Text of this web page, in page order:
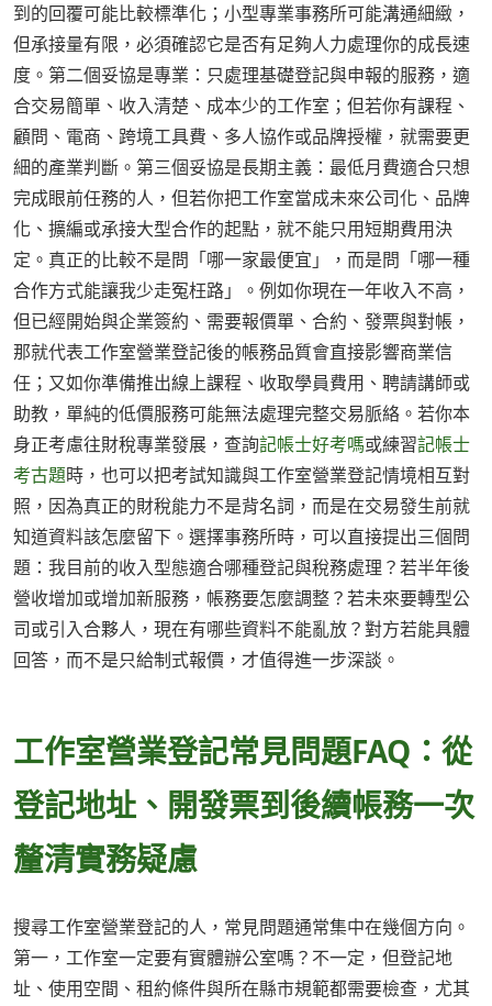
到的回覆可能比較標準化；小型專業事務所可能溝通細緻，
但承接量有限，必須確認它是否有足夠人力處理你的成長速
度。第二個妥協是專業：只處理基礎登記與申報的服務，適
合交易簡單、收入清楚、成本少的工作室；但若你有課程、
顧問、電商、跨境工具費、多人協作或品牌授權，就需要更
細的產業判斷。第三個妥協是長期主義：最低月費適合只想
完成眼前任務的人，但若你把工作室當成未來公司化、品牌
化、擴編或承接大型合作的起點，就不能只用短期費用決
定。真正的比較不是問「哪一家最便宜」，而是問「哪一種
合作方式能讓我少走冤枉路」。例如你現在一年收入不高，
但已經開始與企業簽約、需要報價單、合約、發票與對帳，
那就代表工作室營業登記後的帳務品質會直接影響商業信
任；又如你準備推出線上課程、收取學員費用、聘請講師或
助教，單純的低價服務可能無法處理完整交易脈絡。若你本
身正考慮往財稅專業發展，查詢記帳士好考嗎或練習記帳士
考古題時，也可以把考試知識與工作室營業登記情境相互對
照，因為真正的財稅能力不是背名詞，而是在交易發生前就
知道資料該怎麼留下。選擇事務所時，可以直接提出三個問
題：我目前的收入型態適合哪種登記與稅務處理？若半年後
營收增加或增加新服務，帳務要怎麼調整？若未來要轉型公
司或引入合夥人，現在有哪些資料不能亂放？對方若能具體
回答，而不是只給制式報價，才值得進一步深談。
工作室營業登記常見問題FAQ：從
登記地址、開發票到後續帳務一次
釐清實務疑慮
搜尋工作室營業登記的人，常見問題通常集中在幾個方向。
第一，工作室一定要有實體辦公室嗎？不一定，但登記地
址、使用空間、租約條件與所在縣市規範都需要檢查，尤其